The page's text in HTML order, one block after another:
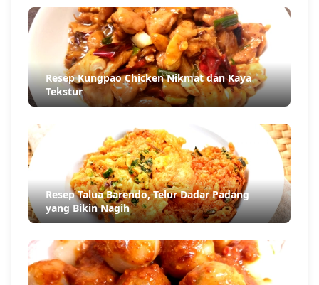
Resep Kungpao Chicken Nikmat dan Kaya
Tekstur
Resep Talua Barendo, Telur Dadar Padang
yang Bikin Nagih